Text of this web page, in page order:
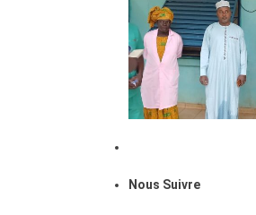
Nous Suivre